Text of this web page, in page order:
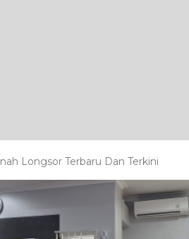
Longsor Terbaru Dan Terkini